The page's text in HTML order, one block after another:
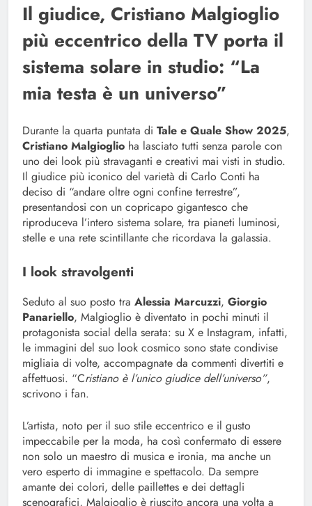
Il giudice, Cristiano Malgioglio
più eccentrico della TV porta il
sistema solare in studio: “La
mia testa è un universo”
Durante la quarta puntata di Tale e Quale Show 2025,
Cristiano Malgioglio ha lasciato tutti senza parole con
uno dei look più stravaganti e creativi mai visti in studio.
Il giudice più iconico del varietà di Carlo Conti ha
deciso di “andare oltre ogni confine terrestre”,
presentandosi con un copricapo gigantesco che
riproduceva l’intero sistema solare, tra pianeti luminosi,
stelle e una rete scintillante che ricordava la galassia.
I look stravolgenti
Seduto al suo posto tra Alessia Marcuzzi, Giorgio
Panariello, Malgioglio è diventato in pochi minuti il
protagonista social della serata: su X e Instagram, infatti,
le immagini del suo look cosmico sono state condivise
migliaia di volte, accompagnate da commenti divertiti e
affettuosi. “Cristiano è l’unico giudice dell’universo”,
scrivono i fan.
L’artista, noto per il suo stile eccentrico e il gusto
impeccabile per la moda, ha così confermato di essere
non solo un maestro di musica e ironia, ma anche un
vero esperto di immagine e spettacolo. Da sempre
amante dei colori, delle paillettes e dei dettagli
scenografici, Malgioglio è riuscito ancora una volta a